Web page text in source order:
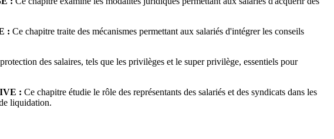
: Ce chapitre traite des mécanismes permettant aux salariés d'intégrer les conseils
des salaires, tels que les privilèges et le super privilège, essentiels pour
: Ce chapitre étudie le rôle des représentants des salariés et des syndicats dans les
liquidation.